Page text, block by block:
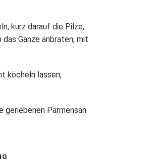
kurz darauf die Pilze,
Ganze anbraten, mit
köcheln lassen,
geriebenen Parmensan